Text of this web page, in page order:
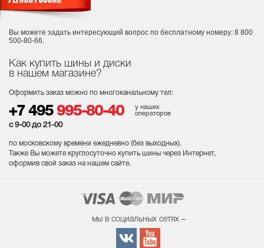
Как купить шины и диски
в нашем магазине?
Оформить заказ можно по многоканальному тел:
+7 495 995-80-40
у наших
операторов
с 9-00 до 21-00
по московскому времени ежедневно (без выходных).
Также Вы можете круглосуточно купить шины через Интернет,
оформив свой заказ на нашем сайте.
Вы можете задать интересующий вопрос по бесплатному номеру: 8 800
500-80-66.
мы в социальных сетях –